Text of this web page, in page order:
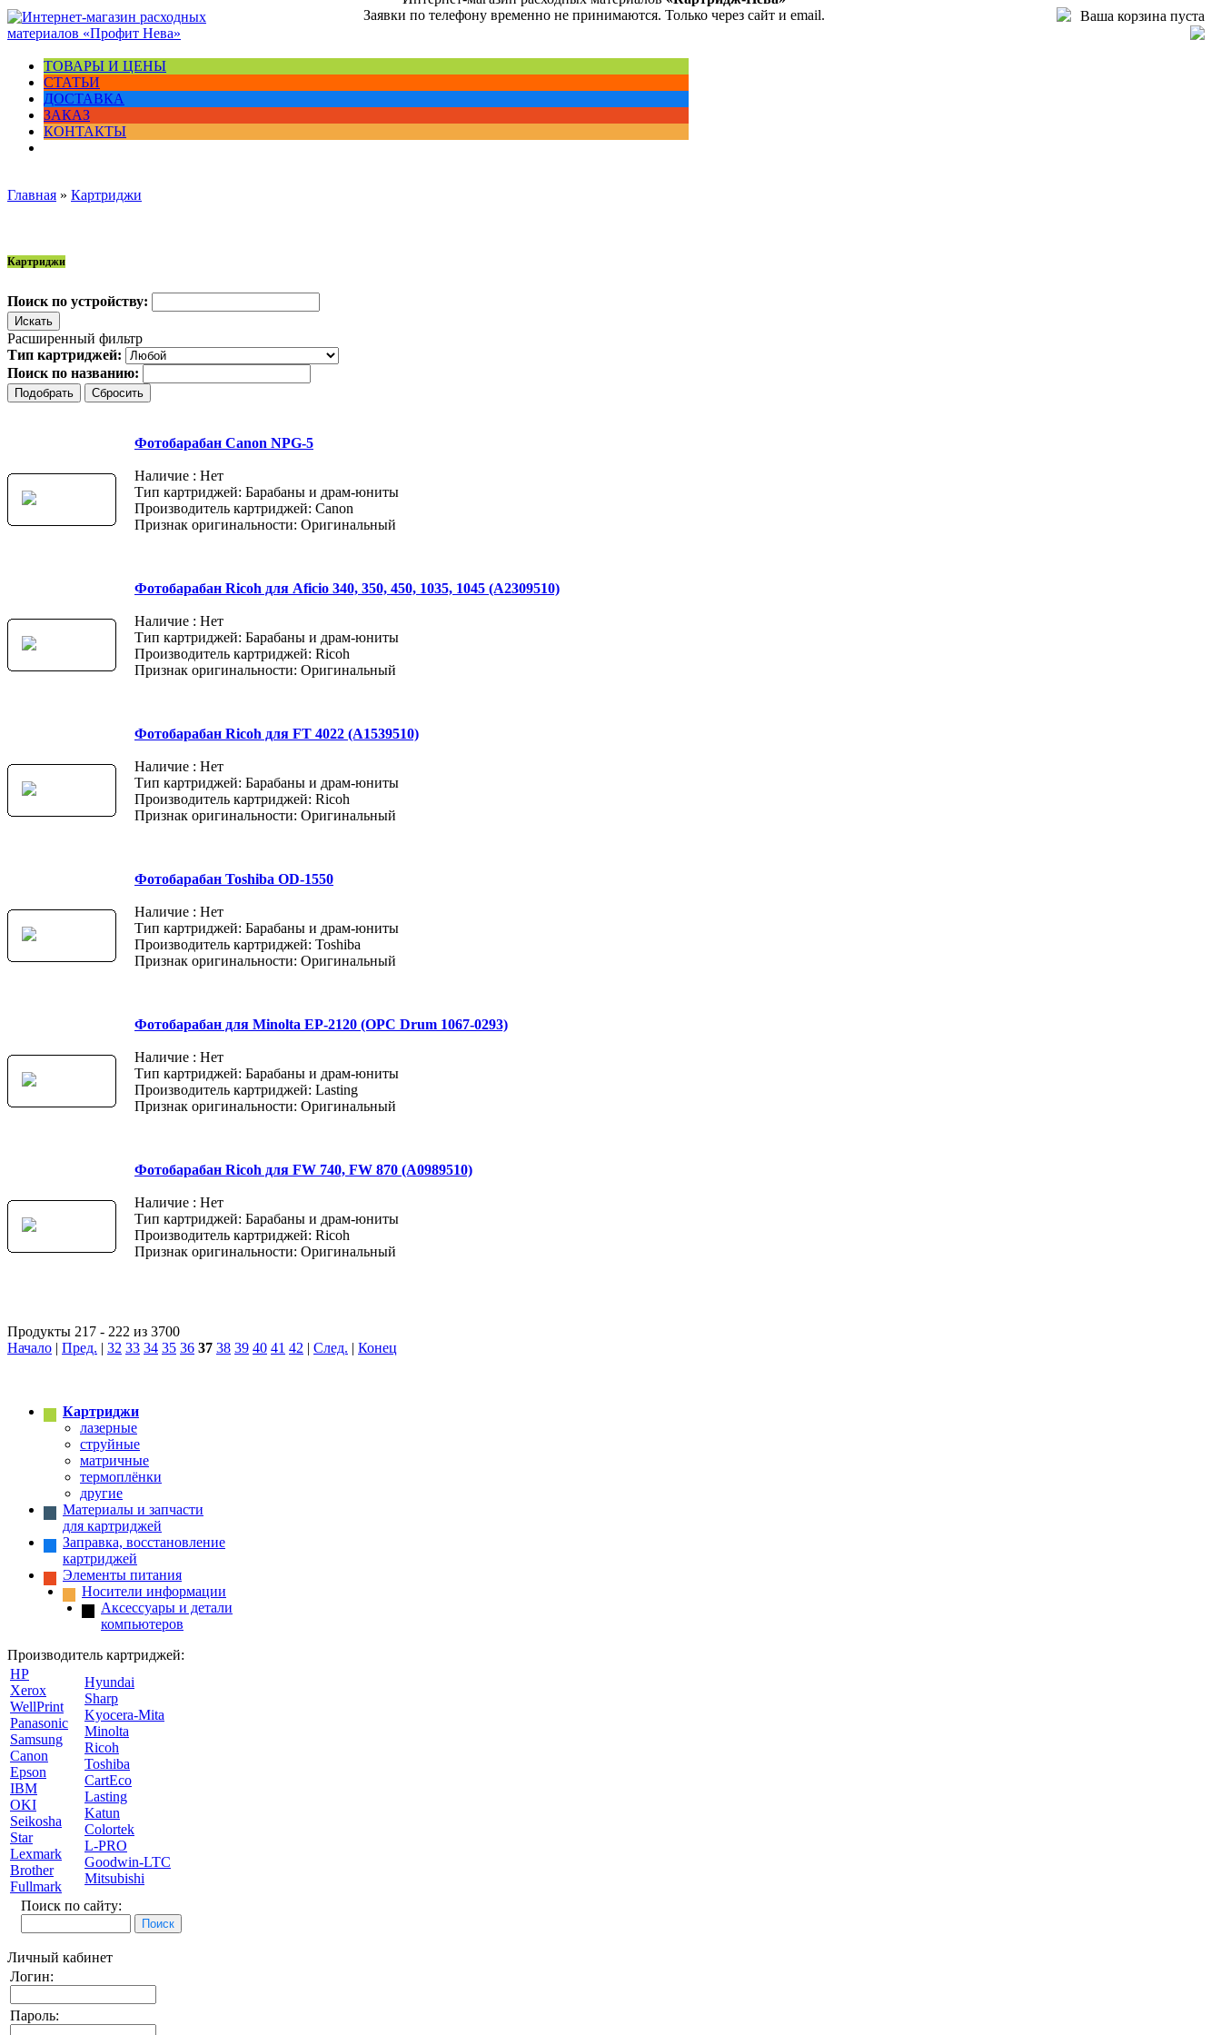
Заявки по телефону временно не принимаются. Только через сайт и email.
Ваша корзина пуста
ТОВАРЫ И ЦЕНЫ
СТАТЬИ
ДОСТАВКА
ЗАКАЗ
КОНТАКТЫ
Главная » Картриджи
Картриджи
Поиск по устройству:
Расширенный фильтр
Тип картриджей:
Поиск по названию:
Фотобарабан Canon NPG-5
Наличие : Нет
Тип картриджей: Барабаны и драм-юниты
Производитель картриджей: Canon
Признак оригинальности: Оригинальный
Фотобарабан Ricoh для Aficio 340, 350, 450, 1035, 1045 (A2309510)
Наличие : Нет
Тип картриджей: Барабаны и драм-юниты
Производитель картриджей: Ricoh
Признак оригинальности: Оригинальный
Фотобарабан Ricoh для FT 4022 (A1539510)
Наличие : Нет
Тип картриджей: Барабаны и драм-юниты
Производитель картриджей: Ricoh
Признак оригинальности: Оригинальный
Фотобарабан Toshiba OD-1550
Наличие : Нет
Тип картриджей: Барабаны и драм-юниты
Производитель картриджей: Toshiba
Признак оригинальности: Оригинальный
Фотобарабан для Minolta EP-2120 (OPC Drum 1067-0293)
Наличие : Нет
Тип картриджей: Барабаны и драм-юниты
Производитель картриджей: Lasting
Признак оригинальности: Оригинальный
Фотобарабан Ricoh для FW 740, FW 870 (A0989510)
Наличие : Нет
Тип картриджей: Барабаны и драм-юниты
Производитель картриджей: Ricoh
Признак оригинальности: Оригинальный
Продукты 217 - 222 из 3700
Начало | Пред. | 32 33 34 35 36 37 38 39 40 41 42 | След. | Конец
Картриджи
лазерные
струйные
матричные
термоплёнки
другие
Материалы и запчасти
для картриджей
Заправка, восстановление
картриджей
Элементы питания
Носители информации
Аксессуары и детали
компьютеров
Производитель картриджей:
HP
Xerox
WellPrint
Panasonic
Samsung
Canon
Epson
IBM
OKI
Seikosha
Star
Lexmark
Brother
Fullmark
Hyundai
Sharp
Kyocera-Mita
Minolta
Ricoh
Toshiba
CartEco
Lasting
Katun
Colortek
L-PRO
Goodwin-LTC
Mitsubishi
Поиск по сайту:
Личный кабинет
Логин:
Пароль: